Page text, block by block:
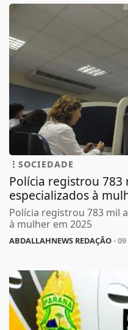
SOCIEDADE
Polícia registrou
especializados à
Polícia registrou 783 mil
à mulher em 2025
ABDALLAHNEWS REDAÇÃO- 09